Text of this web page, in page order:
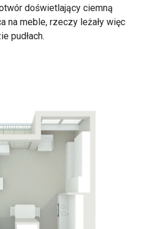
doświetlający ciemną
na meble, rzeczy leżały więc
pudłach.